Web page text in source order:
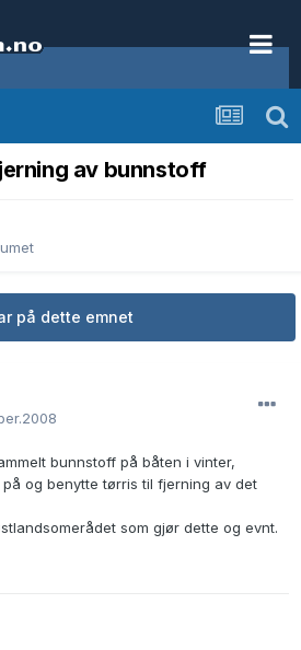
av bunnstoff
på dette emnet
bunnstoff på båten i vinter,
og benytte tørris til fjerning av det
som gjør dette og evnt.